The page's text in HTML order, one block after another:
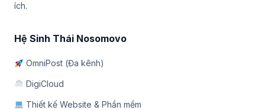
ích.
Hệ Sinh Thái Nosomovo
OmniPost (Đa kênh)
DigiCloud
Thiết kế Website & Phần mềm